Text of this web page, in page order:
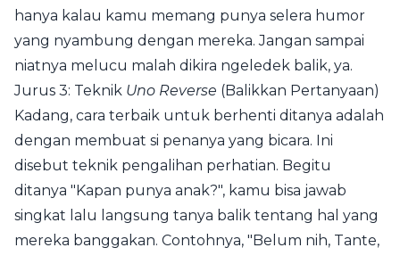
hanya kalau kamu memang punya selera humor
yang nyambung dengan mereka. Jangan sampai
niatnya melucu malah dikira ngeledek balik, ya.
Jurus 3: Teknik Uno Reverse (Balikkan Pertanyaan)
Kadang, cara terbaik untuk berhenti ditanya adalah
dengan membuat si penanya yang bicara. Ini
disebut teknik pengalihan perhatian. Begitu
ditanya "Kapan punya anak?", kamu bisa jawab
singkat lalu langsung tanya balik tentang hal yang
mereka banggakan. Contohnya, "Belum nih, Tante,